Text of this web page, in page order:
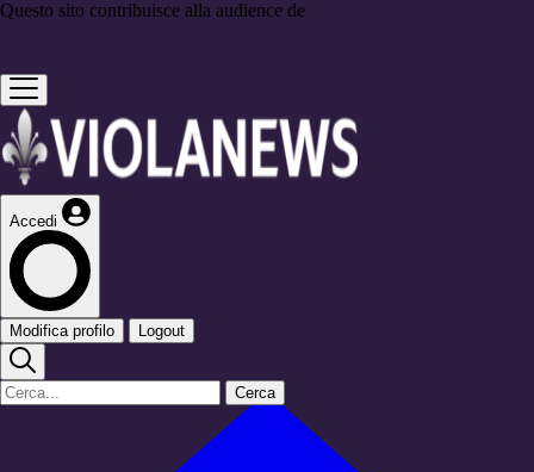
Questo sito contribuisce alla audience de
Accedi
Modifica profilo Logout
Cerca